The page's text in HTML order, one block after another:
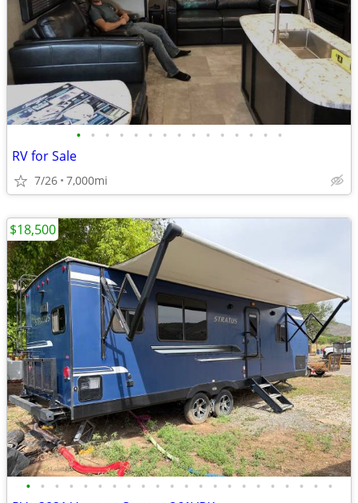
• • • • • • • • • • • • • • •
RV for Sale
7/26 7,000mi
• • • • • • • • • • • • • • • • • • • • • •
$18,500